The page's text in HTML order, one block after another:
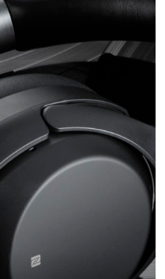
的诀窍是调整产品的阴
影，因此其边缘不会迷失
在白色中。然而，通过正
确的灯光和影棚设置，您
可以获得美丽的效果。